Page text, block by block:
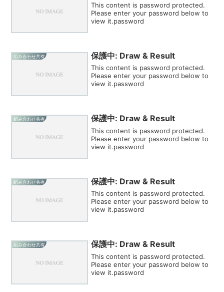
This content is password protected.
Please enter your password below to
view it.password
組み合わせ共有 保護中: Draw & Result
This content is password protected.
Please enter your password below to
view it.password
組み合わせ共有 保護中: Draw & Result
This content is password protected.
Please enter your password below to
view it.password
組み合わせ共有 保護中: Draw & Result
This content is password protected.
Please enter your password below to
view it.password
組み合わせ共有 保護中: Draw & Result
This content is password protected.
Please enter your password below to
view it.password